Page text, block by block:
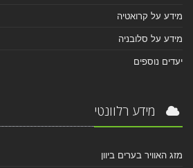
מידע על קרואטיה
מידע על סלובניה
יעדים נוספים
מידע רלוונטי
מזג האוויר בערים ביוון